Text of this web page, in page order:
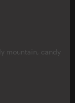
mountain, candy